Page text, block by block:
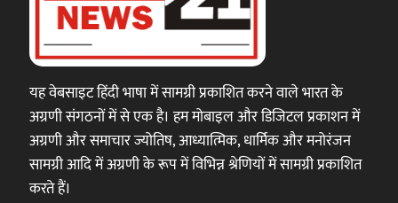
यह वेबसाइट हिंदी भाषा में सामग्री प्रकाशित करने वाले भारत के
अग्रणी संगठनों में से एक है। हम मोबाइल और डिजिटल प्रकाशन में
अग्रणी और समाचार ज्योतिष, आध्यात्मिक, धार्मिक और मनोरंजन
सामग्री आदि में अग्रणी के रूप में विभिन्न श्रेणियों में सामग्री प्रकाशित
करते हैं।